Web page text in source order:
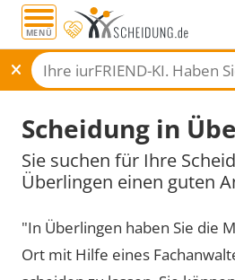
MENÜ
Scheidung in
Sie suchen für Ihre
Überlingen einen guten
"In Überlingen haben Sie die
Ort mit Hilfe eines